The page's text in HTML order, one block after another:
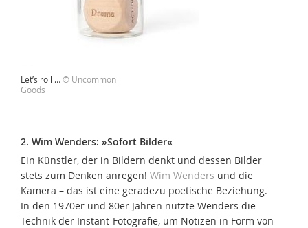
Let’s roll …© Uncommon
Goods
2. Wim Wenders: »Sofort Bilder«
Ein Künstler, der in Bildern denkt und dessen Bilder
stets zum Denken anregen! Wim Wenders und die
Kamera – das ist eine geradezu poetische Beziehung.
In den 1970er und 80er Jahren nutzte Wenders die
Technik der Instant-Fotografie, um Notizen in Form von